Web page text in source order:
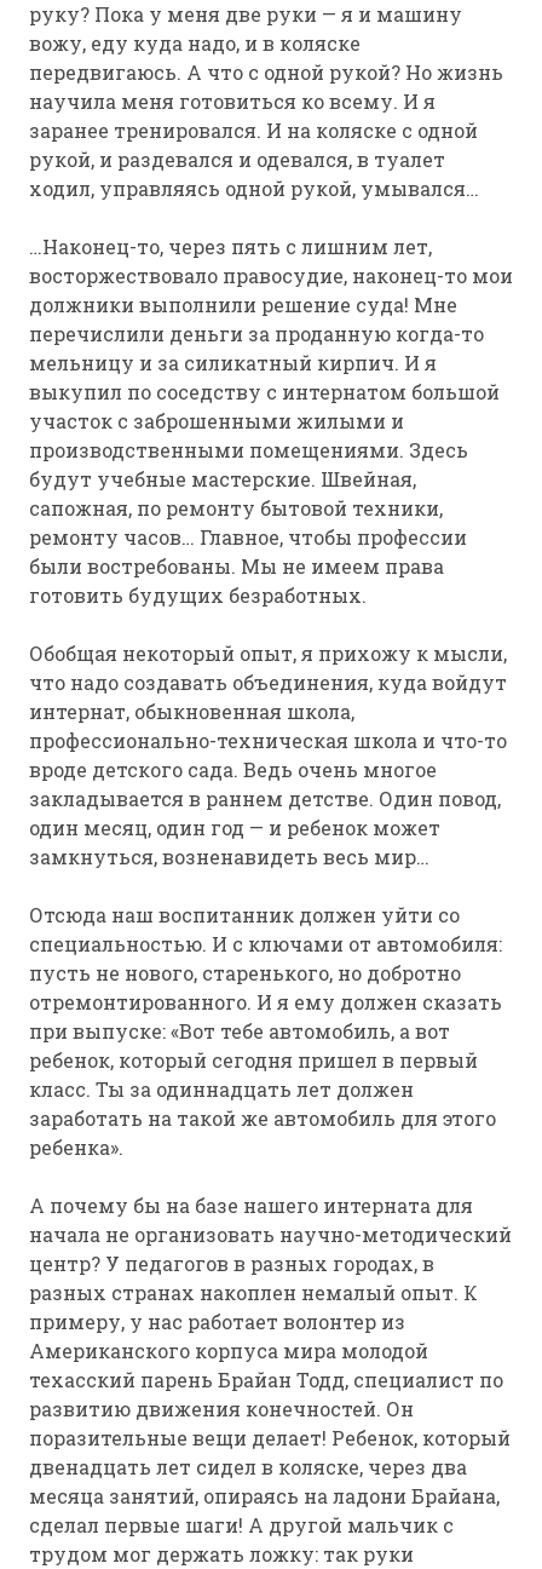
руку? Пока у меня две руки — я и машину
вожу, еду куда надо, и в коляске
передвигаюсь. А что с одной рукой? Но жизнь
научила меня готовиться ко всему. И я
заранее тренировался. И на коляске с одной
рукой, и раздевался и одевался, в туалет
ходил, управляясь одной рукой, умывался…
…Наконец-то, через пять с лишним лет,
восторжествовало правосудие, наконец-то мои
должники выполнили решение суда! Мне
перечислили деньги за проданную когда-то
мельницу и за силикатный кирпич. И я
выкупил по соседству с интернатом большой
участок с заброшенными жилыми и
производственными помещениями. Здесь
будут учебные мастерские. Швейная,
сапожная, по ремонту бытовой техники,
ремонту часов… Главное, чтобы профессии
были востребованы. Мы не имеем права
готовить будущих безработных.
Обобщая некоторый опыт, я прихожу к мысли,
что надо создавать объединения, куда войдут
интернат, обыкновенная школа,
профессионально-техническая школа и что-то
вроде детского сада. Ведь очень многое
закладывается в раннем детстве. Один повод,
один месяц, один год — и ребенок может
замкнуться, возненавидеть весь мир…
Отсюда наш воспитанник должен уйти со
специальностью. И с ключами от автомобиля:
пусть не нового, старенького, но добротно
отремонтированного. И я ему должен сказать
при выпуске: «Вот тебе автомобиль, а вот
ребенок, который сегодня пришел в первый
класс. Ты за одиннадцать лет должен
заработать на такой же автомобиль для этого
ребенка».
А почему бы на базе нашего интерната для
начала не организовать научно-методический
центр? У педагогов в разных городах, в
разных странах накоплен немалый опыт. К
примеру, у нас работает волонтер из
Американского корпуса мира молодой
техасский парень Брайан Тодд, специалист по
развитию движения конечностей. Он
поразительные вещи делает! Ребенок, который
двенадцать лет сидел в коляске, через два
месяца занятий, опираясь на ладони Брайана,
сделал первые шаги! А другой мальчик с
трудом мог держать ложку: так руки